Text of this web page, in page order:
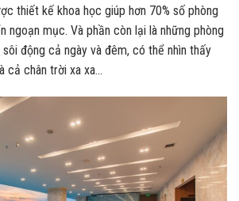
thiết kế khoa học giúp hơn 70% số phòng
ngoạn mục. Và phần còn lại là những phòng
động cả ngày và đêm, có thể nhìn thấy
cả chân trời xa xa…